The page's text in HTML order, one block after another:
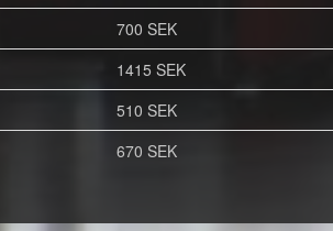
700 SEK
1415 SEK
510 SEK
670 SEK